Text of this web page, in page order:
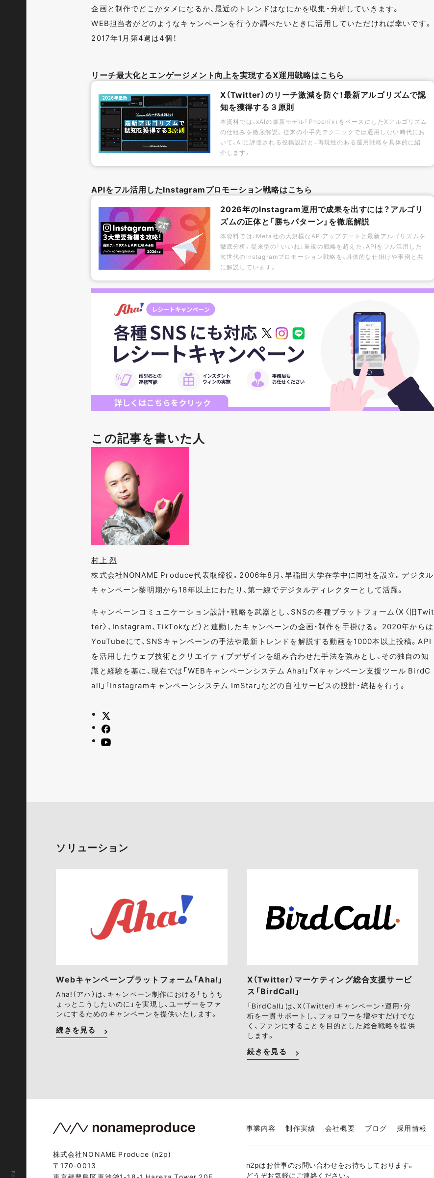
企画と制作でどこかタメになるか、最近のトレンドはなにかを収集・分析していきます。
WEB担当者がどのようなキャンペーンを行うか調べたいときに活用していただければ幸いです。
2017年1月第4週は4個！
リーチ最大化とエンゲージメント向上を実現するX運用戦略はこちら
X（Twitter）のリーチ激減を防ぐ！最新アルゴリズムで認
知を獲得する３原則
本資料では、xAIの最新モデル「Phoenix」をベースにしたXアルゴリズム
の仕組みを徹底解説。従来の小手先テクニックでは通用しない時代にお
いて、AIに評価される投稿設計と、再現性のある運用戦略を具体的に紹
介します。
APIをフル活用したInstagramプロモーション戦略はこちら
2026年のInstagram運用で成果を出すには？アルゴリ
ズムの正体と「勝ちパターン」を徹底解説
本資料では、Meta社の大規模なAPIアップデートと最新アルゴリズムを
徹底分析。従来型の「いいね」重視の戦略を超えた、APIをフル活用した
次世代のInstagramプロモーション戦略を、具体的な仕掛けや事例と共
に解説しています。
この記事を書いた人
村上 烈
株式会社NONAME Produce代表取締役。2006年8月、早稲田大学在学中に同社を設立。デジタル
キャンペーン黎明期から18年以上にわたり、第一線でデジタルディレクターとして活躍。
キャンペーンコミュニケーション設計・戦略を武器とし、SNSの各種プラットフォーム（X〈旧Twit
ter〉、Instagram、TikTokなど）と連動したキャンペーンの企画・制作を手掛ける。 2020年からは
YouTubeにて、SNSキャンペーンの手法や最新トレンドを解説する動画を1000本以上投稿。API
を活用したウェブ技術とクリエイティブデザインを組み合わせた手法を強みとし、その独自の知
識と経験を基に、現在では「WEBキャンペーンシステム Aha!」「Xキャンペーン支援ツール BirdC
all」「Instagramキャンペーンシステム ImStar」などの自社サービスの設計・統括を行う。
ソリューション
Webキャンペーンプラットフォーム「Aha!」
Aha!（アハ）は、キャンペーン制作における「もうち
ょっとこうしたいのに」を実現し、ユーザーをファ
ンにするためのキャンペーンを提供いたします。
続きを見る
X（Twitter）マーケティング総合支援サービ
ス「BirdCall」
「BirdCall」は、X（Twitter）キャンペーン・運用・分
析を一貫サポートし、フォロワーを増やすだけでな
く、ファンにすることを目的とした総合戦略を提供
します。
続きを見る
株式会社NONAME Produce (n2p)
〒170-0013
事業内容 制作実績 会社概要 ブログ 採用情報
n2pはお仕事のお問い合わせをお待ちしております。
どうぞお気軽にご連絡ください。